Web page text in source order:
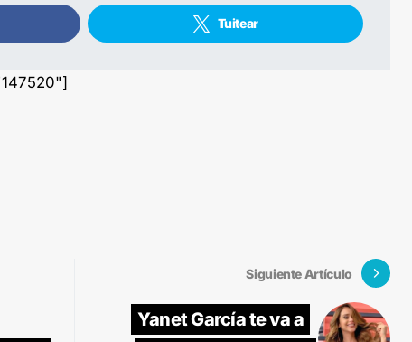
Tuitear
Siguiente Artículo
Yanet García te va a